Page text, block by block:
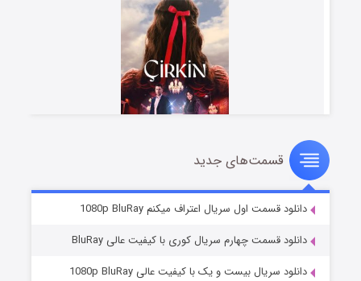
سریال زشت
قسمت۲ (زیرنویس) منتشر شد
قسمت‌های جدید
دانلود قسمت اول سریال اعتراف میکنم 1080p BluRay
دانلود قسمت چهارم سریال کوری با کیفیت عالی BluRay
دانلود سریال بیست و یک با کیفیت عالی 1080p BluRay